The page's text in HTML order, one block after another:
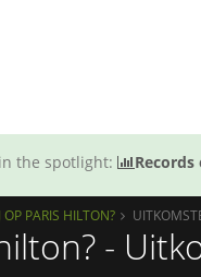
the spotlight:
OP PARIS HILTON?
-